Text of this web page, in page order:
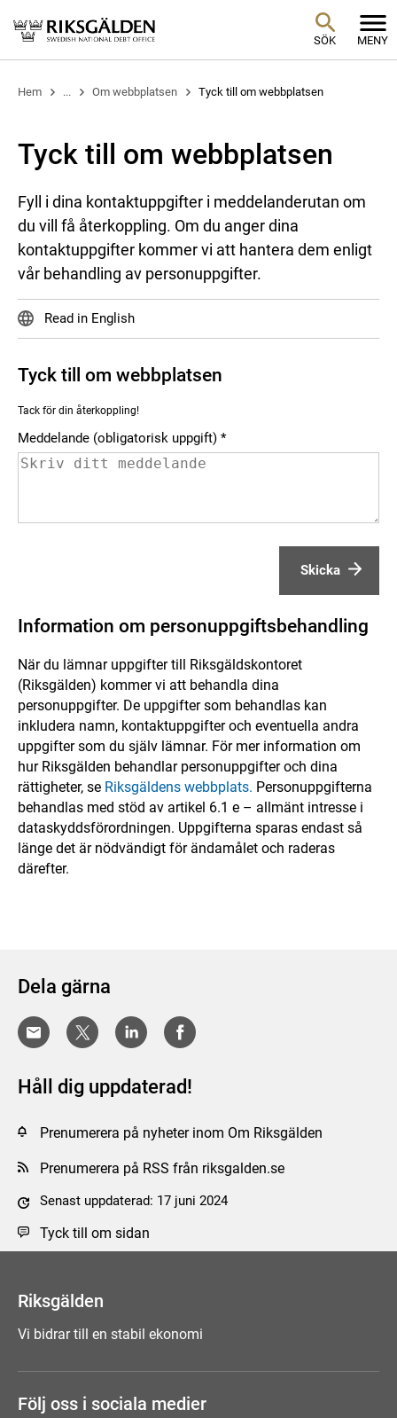
SÖK MENY
Hem ... Om webbplatsen Tyck till om webbplatsen
Tyck till om webbplatsen
Fyll i dina kontaktuppgifter i meddelanderutan om
du vill få återkoppling. Om du anger dina
kontaktuppgifter kommer vi att hantera dem enligt
vår behandling av personuppgifter.
Read in English
Tyck till om webbplatsen
Tack för din återkoppling!
Meddelande (obligatorisk uppgift)
Skicka
Information om personuppgiftsbehandling
När du lämnar uppgifter till Riksgäldskontoret
(Riksgälden) kommer vi att behandla dina
personuppgifter. De uppgifter som behandlas kan
inkludera namn, kontaktuppgifter och eventuella andra
uppgifter som du själv lämnar. För mer information om
hur Riksgälden behandlar personuppgifter och dina
rättigheter, se Riksgäldens webbplats. Personuppgifterna
behandlas med stöd av artikel 6.1 e – allmänt intresse i
dataskyddsförordningen. Uppgifterna sparas endast så
länge det är nödvändigt för ändamålet och raderas
därefter.
Dela gärna
Håll dig uppdaterad!
Prenumerera på nyheter inom Om Riksgälden
Prenumerera på RSS från riksgalden.se
Senast uppdaterad: 17 juni 2024
Tyck till om sidan
Riksgälden
Vi bidrar till en stabil ekonomi
Följ oss i sociala medier